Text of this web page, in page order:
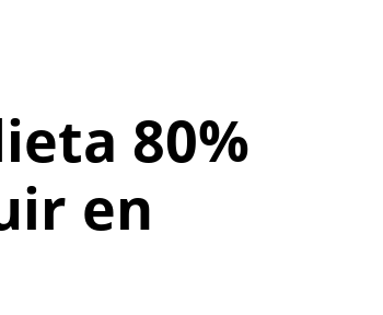
80%
en